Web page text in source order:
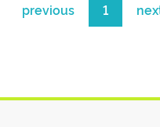
previous 1